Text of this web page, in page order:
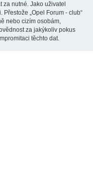
nutné. Jako uživatel
„Opel Forum - club“
nebo cizím osobám,
za jakýkoliv pokus
těchto dat.